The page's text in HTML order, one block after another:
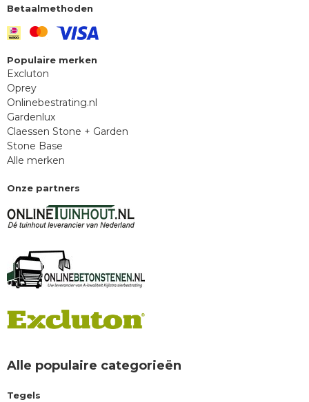
Betaalmethoden
Populaire merken
Excluton
Oprey
Onlinebestrating.nl
Gardenlux
Claessen Stone + Garden
Stone Base
Alle merken
Onze partners
Alle populaire categorieën
Tegels